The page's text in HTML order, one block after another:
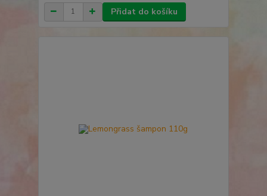
Přidat do košíku